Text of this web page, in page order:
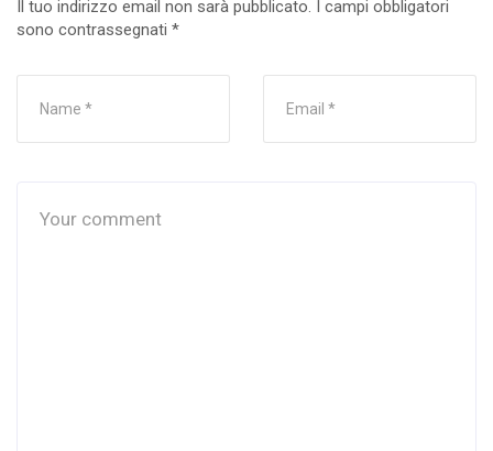
Il tuo indirizzo email non sarà pubblicato. I campi obbligatori
sono contrassegnati *